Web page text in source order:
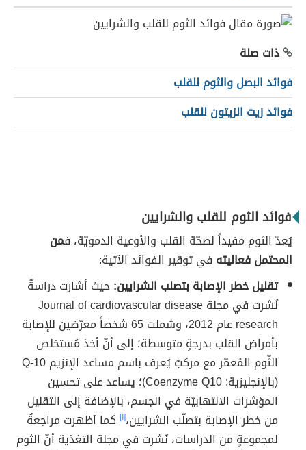
ذات صلة
فوائد البصل والثوم للقلب
فوائد زيت الزيتون للقلب
فوائد الثوم للقلب والشرايين
يُعدّ الثوم مفيداً لصحّة القلب والأوعية الدمويّة، فمن
المحتمل فعاليته في توقير الفوائد الآتية:
تقليل خطر الإصابة بتصلب الشرايين:حيث أشارت دراسةٌ
نُشرت في مجلة Journal of cardiovascular disease
research عام 2012، وشملت 65 شخصاً معرّضين للإصابة
بأمراض القلب بدرجةٍ متوسطة؛ إلى أنّ أخذ مُستخلص
الثّوم المُعمّر مع مركبٌ يُعرف باسم مساعد الإنزيم Q-10
(بالإنجليزية: Coenzyme Q10)؛ يساعد على تحسين
المؤشرات الالتهابيّة في الجسم، بالإضافة إلى التقليل
من خطر الإصابة بتصلّب الشرايين،[١] كما أظهرت مراجعةٌ
لمجموعةٍ من الدراسات، نُشرت في مجلة التغذية أنّ الثوم